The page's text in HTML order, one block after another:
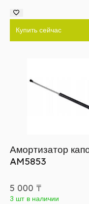
Купить сейчас
Амортизатор
AM5853
5 000 ₸
3 шт в наличии